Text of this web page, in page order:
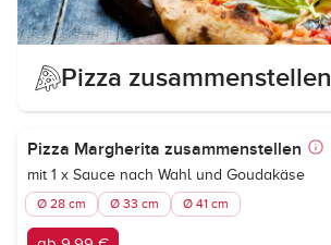
Pizza zusammenstellen
Pizza Margherita zusammenstellen
mit 1 x Sauce nach Wahl und Goudakäse
Ø 28 cm Ø 33 cm Ø 41 cm